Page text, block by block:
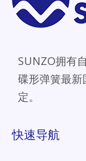
SUNZO拥有
碟形弹簧最新
定。
快速导航